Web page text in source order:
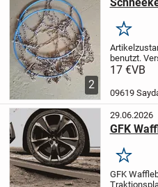
2
Merken
benutzt.
möglich.
17 €VB
09619
29.06.2026
GFK
Merken
GFK